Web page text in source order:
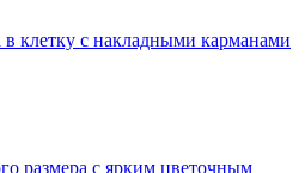
клетку с накладными карманами